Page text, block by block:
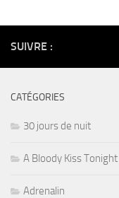
SUIVRE :
CATÉGORIES
30 jours de nuit
A Bloody Kiss Tonight
Adrenalin